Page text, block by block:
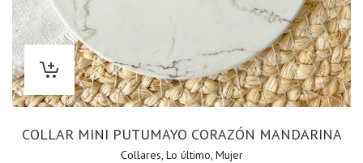
COLLAR MINI PUTUMAYO CORAZÓN MANDARINA
Collares, Lo último, Mujer